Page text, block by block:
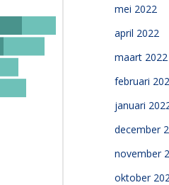
mei 2022
april 2022
maart 2022
februari
januari
december
november
oktober